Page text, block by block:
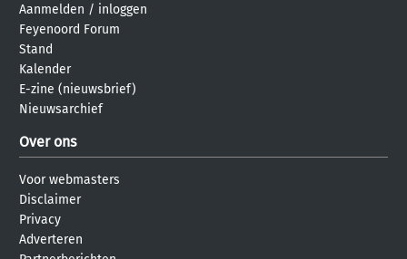
Aanmelden / inloggen
Feyenoord Forum
Stand
Kalender
E-zine (nieuwsbrief)
Nieuwsarchief
Over ons
Voor webmasters
Disclaimer
Privacy
Adverteren